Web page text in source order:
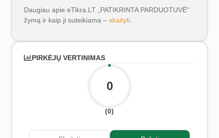
Daugiau apie eTikra.LT „PATIKRINTA PARDUOTUVĖ“
žymą ir kaip ji suteikiama – skaityti
PIRKĖJŲ VERTINIMAS
0
(0)